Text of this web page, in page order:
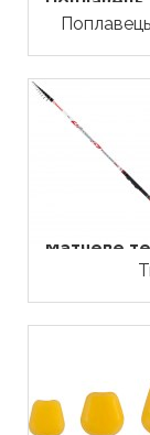
Матчеве